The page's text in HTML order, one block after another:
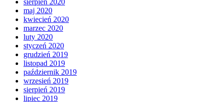
sierpień 2020
maj 2020
kwiecień 2020
marzec 2020
luty 2020
styczeń 2020
grudzień 2019
listopad 2019
październik 2019
wrzesień 2019
sierpień 2019
lipiec 2019